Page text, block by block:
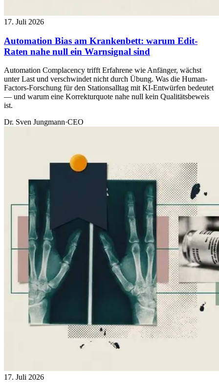
17. Juli 2026
Automation Bias am Krankenbett: warum Edit-
Raten nahe null ein Warnsignal sind
Automation Complacency trifft Erfahrene wie Anfänger, wächst
unter Last und verschwindet nicht durch Übung. Was die Human-
Factors-Forschung für den Stationsalltag mit KI-Entwürfen bedeutet
— und warum eine Korrekturquote nahe null kein Qualitätsbeweis
ist.
Dr. Sven Jungmann·CEO
17. Juli 2026